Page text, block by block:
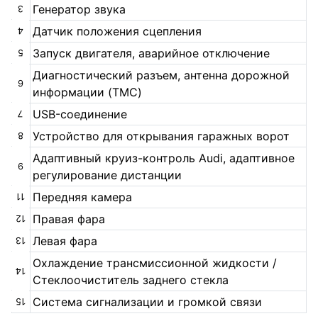
3 Генератор звука
4 Датчик положения сцепления
5 Запуск двигателя, аварийное отключение
6
Диагностический разъем, антенна дорожной
информации (TMC)
7 USB-соединение
8 Устройство для открывания гаражных ворот
9
Адаптивный круиз-контроль Audi, адаптивное
регулирование дистанции
11 Передняя камера
12 Правая фара
13 Левая фара
14
Охлаждение трансмиссионной жидкости /
Стеклоочиститель заднего стекла
15 Система сигнализации и громкой связи